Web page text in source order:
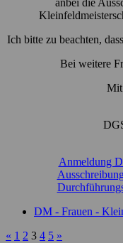
anbei die
Ich bitte zu beachten,
Bei weitere
Mit
Anmeldung
DM - Frauen -
« 1 2 3 4 5 »